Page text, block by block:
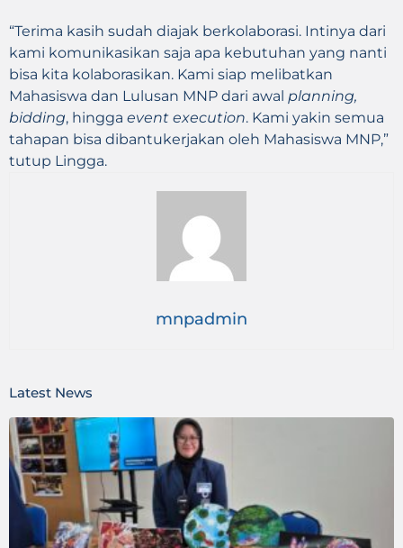
“Terima kasih sudah diajak berkolaborasi. Intinya dari
kami komunikasikan saja apa kebutuhan yang nanti
bisa kita kolaborasikan. Kami siap melibatkan
Mahasiswa dan Lulusan MNP dari awal planning,
bidding, hingga event execution. Kami yakin semua
tahapan bisa dibantukerjakan oleh Mahasiswa MNP,”
tutup Lingga.
mnpadmin
Latest News